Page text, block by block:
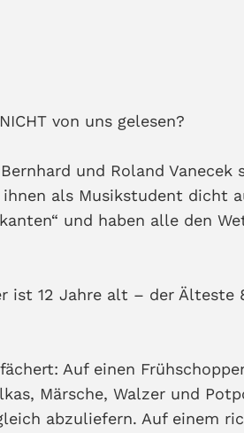
von uns gelesen?
und Roland Vanecek
als Musikstudent dicht
und haben alle den
ist 12 Jahre alt – der Älteste
Auf einen
Märsche, Walzer und
abzuliefern. Auf einem